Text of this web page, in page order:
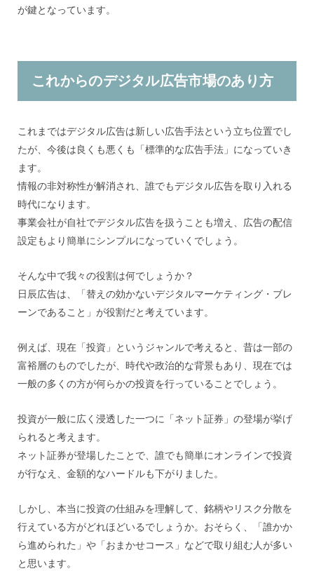
が鍵となっています。
これからのデジタル広告市場のあり方
これまではデジタル広告は新しい広告手法という立ち位置でし
たが、今後は良くも悪くも「標準的な広告手法」になっていき
ます。
情報の非対称性が解消され、誰でもデジタル広告を取り入れる
時代になります。
事業会社が自社でデジタル広告を扱うことも増え、広告の配信
設定もより簡単にシンプルになっていくでしょう。
そんな中で我々の役割は何でしょうか？
日辰広告は、「替えの効かないデジタルマーケティング・ブレ
ーンであること」が役割だと考えています。
例えば、現在「投資」というジャンルで考えると、昔は一部の
富裕層のものでしたが、時代や政治的な背景もあり、現在では
一般の多くの方が何らかの投資を行っていることでしょう。
投資が一般に広く浸透した一つに「ネット証券」の登場が挙げ
られると考えます。
ネット証券が登場したことで、誰でも簡単にオンラインで投資
が行なえ、金額的なハードルも下がりました。
しかし、本当に投資の仕組みを理解して、銘柄やリスク分散を
行えている方がどれほどいるでしょうか。おそらく、「誰かか
ら進められた」や「おまかせコース」などで取り組む人が多い
と思います。